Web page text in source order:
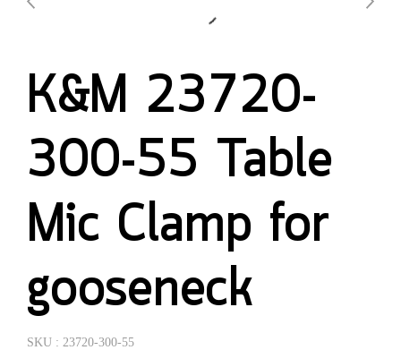
K&M 23720-
300-55 Table
Mic Clamp for
gooseneck
SKU : 23720-300-55